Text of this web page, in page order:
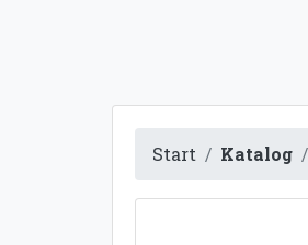
Start Katalog